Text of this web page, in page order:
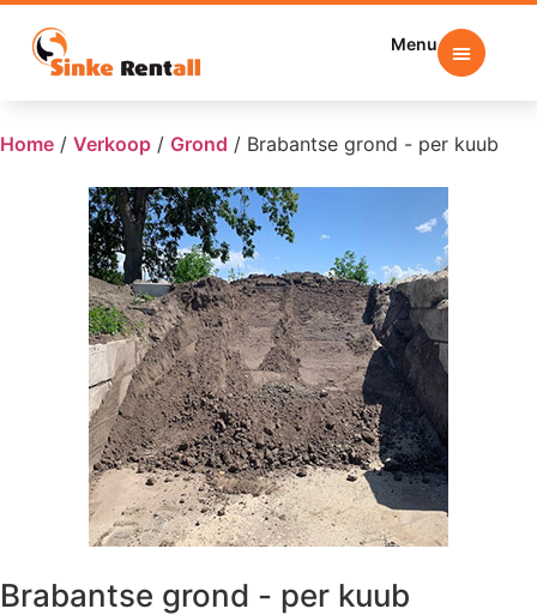
Menu
Home / Verkoop / Grond / Brabantse grond - per kuub
Brabantse grond - per kuub